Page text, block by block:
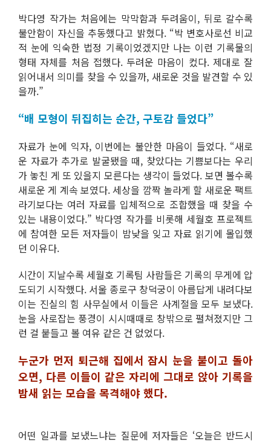
박다영 작가는 처음에는 막막함과 두려움이, 뒤로 갈수록
불안함이 자신을 추동했다고 밝혔다. “박 변호사로선 비교
적 눈에 익숙한 법정 기록이었겠지만 나는 이런 기록물의
형태 자체를 처음 접했다. 두려운 마음이 컸다. 제대로 잘
읽어내서 의미를 찾을 수 있을까, 새로운 것을 발견할 수 있
을까.”
“배 모형이 뒤집히는 순간, 구토감 들었다”
자료가 눈에 익자, 이번에는 불안한 마음이 들었다. “새로
운 자료가 추가로 발굴됐을 때, 찾았다는 기쁨보다는 우리
가 놓친 게 또 있을지 모른다는 생각이 들었다. 보면 볼수록
새로운 게 계속 보였다. 세상을 깜짝 놀라게 할 새로운 팩트
라기보다는 여러 자료를 입체적으로 조합했을 때 찾을 수
있는 내용이었다.” 박다영 작가를 비롯해 세월호 프로젝트
에 참여한 모든 저자들이 밤낮을 잊고 자료 읽기에 몰입했
던 이유다.
시간이 지날수록 세월호 기록팀 사람들은 기록의 무게에 압
도되기 시작했다. 서울 종로구 창덕궁이 아름답게 내려다보
이는 진실의 힘 사무실에서 이들은 사계절을 모두 보냈다.
눈을 사로잡는 풍경이 시시때때로 창밖으로 펼쳐졌지만 그
런 걸 붙들고 볼 여유 같은 건 없었다.
누군가 먼저 퇴근해 집에서 잠시 눈을 붙이고 돌아
오면, 다른 이들이 같은 자리에 그대로 앉아 기록을
밤새 읽는 모습을 목격해야 했다.
어떤 일과를 보냈느냐는 질문에 저자들은 ‘오늘은 반드시